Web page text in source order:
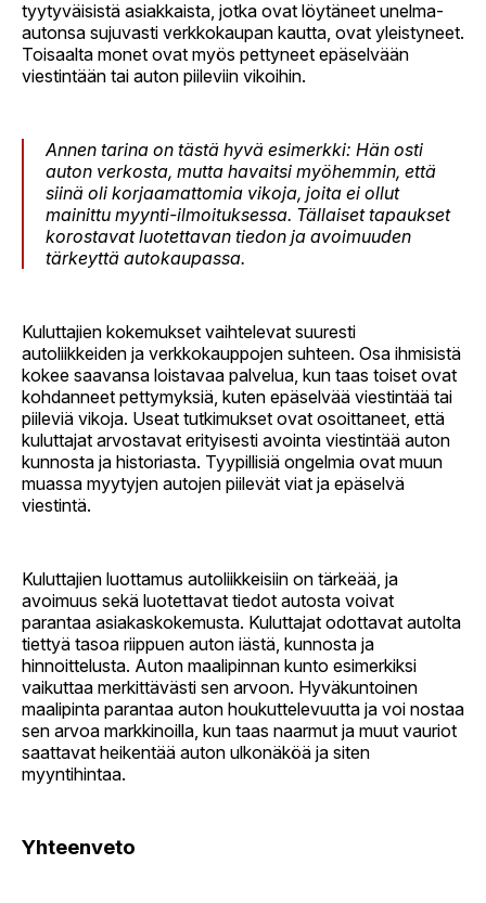
tyytyväisistä asiakkaista, jotka ovat löytäneet unelma-
autonsa sujuvasti verkkokaupan kautta, ovat yleistyneet.
Toisaalta monet ovat myös pettyneet epäselvään
viestintään tai auton piileviin vikoihin.
Annen tarina on tästä hyvä esimerkki: Hän osti
auton verkosta, mutta havaitsi myöhemmin, että
siinä oli korjaamattomia vikoja, joita ei ollut
mainittu myynti-ilmoituksessa. Tällaiset tapaukset
korostavat luotettavan tiedon ja avoimuuden
tärkeyttä autokaupassa.
Kuluttajien kokemukset vaihtelevat suuresti
autoliikkeiden ja verkkokauppojen suhteen. Osa ihmisistä
kokee saavansa loistavaa palvelua, kun taas toiset ovat
kohdanneet pettymyksiä, kuten epäselvää viestintää tai
piileviä vikoja. Useat tutkimukset ovat osoittaneet, että
kuluttajat arvostavat erityisesti avointa viestintää auton
kunnosta ja historiasta. Tyypillisiä ongelmia ovat muun
muassa myytyjen autojen piilevät viat ja epäselvä
viestintä.
Kuluttajien luottamus autoliikkeisiin on tärkeää, ja
avoimuus sekä luotettavat tiedot autosta voivat
parantaa asiakaskokemusta. Kuluttajat odottavat autolta
tiettyä tasoa riippuen auton iästä, kunnosta ja
hinnoittelusta. Auton maalipinnan kunto esimerkiksi
vaikuttaa merkittävästi sen arvoon. Hyväkuntoinen
maalipinta parantaa auton houkuttelevuutta ja voi nostaa
sen arvoa markkinoilla, kun taas naarmut ja muut vauriot
saattavat heikentää auton ulkonäköä ja siten
myyntihintaa.
Yhteenveto